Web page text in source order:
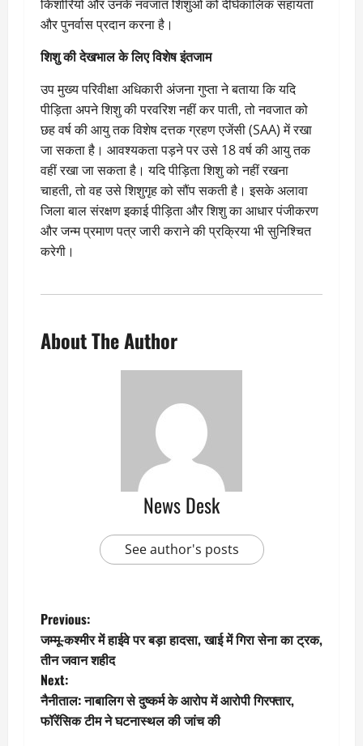
किशोरियों और उनके नवजात शिशुओं को दीर्घकालिक सहायता
और पुनर्वास प्रदान करना है।
शिशु की देखभाल के लिए विशेष इंतजाम
उप मुख्य परिवीक्षा अधिकारी अंजना गुप्ता ने बताया कि यदि
पीड़िता अपने शिशु की परवरिश नहीं कर पाती, तो नवजात को
छह वर्ष की आयु तक विशेष दत्तक ग्रहण एजेंसी (SAA) में रखा
जा सकता है। आवश्यकता पड़ने पर उसे 18 वर्ष की आयु तक
वहीं रखा जा सकता है। यदि पीड़िता शिशु को नहीं रखना
चाहती, तो वह उसे शिशुगृह को सौंप सकती है। इसके अलावा
जिला बाल संरक्षण इकाई पीड़िता और शिशु का आधार पंजीकरण
और जन्म प्रमाण पत्र जारी कराने की प्रक्रिया भी सुनिश्चित
करेगी।
About The Author
News Desk
See author's posts
P
o
s
t
Previous:
जम्मू-कश्मीर में हाईवे पर बड़ा हादसा, खाई में गिरा सेना का ट्रक,
तीन जवान शहीद
Next:
नैनीताल: नाबालिग से दुष्कर्म के आरोप में आरोपी गिरफ्तार,
फॉरेंसिक टीम ने घटनास्थल की जांच की